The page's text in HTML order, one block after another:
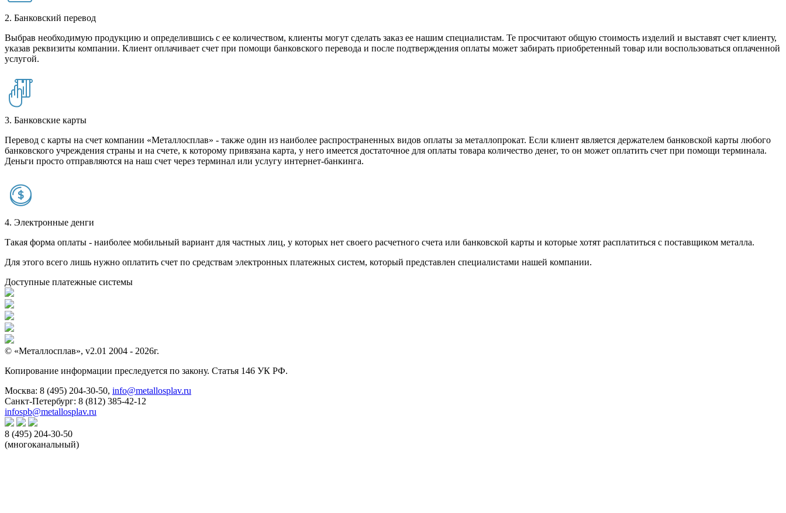
2. Банковский перевод
Выбрав необходимую продукцию и определившись с ее количеством, клиенты могут сделать заказ ее нашим специалистам. Те просчитают общую стоимость изделий и выставят счет клиенту,
указав реквизиты компании. Клиент оплачивает счет при помощи банковского перевода и после подтверждения оплаты может забирать приобретенный товар или воспользоваться оплаченной
услугой.
3. Банковские карты
Перевод с карты на счет компании «Металлосплав» - также один из наиболее распространенных видов оплаты за металлопрокат. Если клиент является держателем банковской карты любого
банковского учреждения страны и на счете, к которому привязана карта, у него имеется достаточное для оплаты товара количество денег, то он может оплатить счет при помощи терминала.
Деньги просто отправляются на наш счет через терминал или услугу интернет-банкинга.
4. Электронные денги
Такая форма оплаты - наиболее мобильный вариант для частных лиц, у которых нет своего расчетного счета или банковской карты и которые хотят расплатиться с поставщиком металла.
Для этого всего лишь нужно оплатить счет по средствам электронных платежных систем, который представлен специалистами нашей компании.
Доступные платежные системы
© «Металлосплав», v2.01 2004 - 2026г.
Копирование информации преследуется по закону. Статья 146 УК РФ.
Москва: 8 (495) 204-30-50, info@metallosplav.ru
Санкт-Петербург: 8 (812) 385-42-12
infospb@metallosplav.ru
8 (495) 204-30-50
(многоканальный)